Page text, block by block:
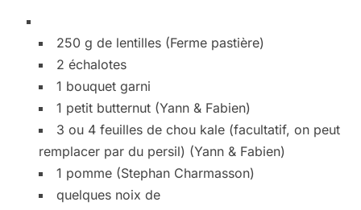
250 g de lentilles (Ferme pastière)
2 échalotes
1 bouquet garni
1 petit butternut (Yann & Fabien)
3 ou 4 feuilles de chou kale (facultatif, on peut
remplacer par du persil) (Yann & Fabien)
1 pomme (Stephan Charmasson)
quelques noix de